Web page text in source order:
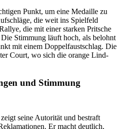
Punkt, um eine Medaille zu
die weit ins Spielfeld
die mit einer starken Pritsche
Stimmung läuft hoch, als belohnt
mit einem Doppelfaustschlag. Die
Court, wo sich die orange Lind-
und Stimmung
seine Autorität und bestraft
Er macht deutlich,